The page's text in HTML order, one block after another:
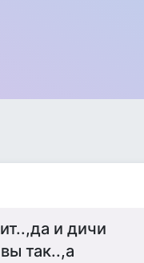
и дичи
так..,а